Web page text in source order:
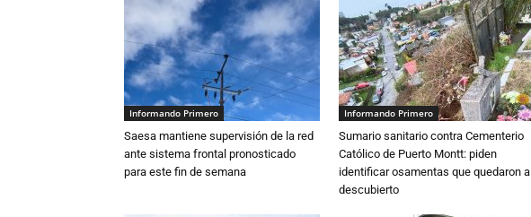
Informando Primero
Saesa mantiene supervisión de la red
ante sistema frontal pronosticado
para este fin de semana
Informando Primero
Sumario sanitario contra Cementerio
Católico de Puerto Montt: piden
identificar osamentas que quedaron al
descubierto